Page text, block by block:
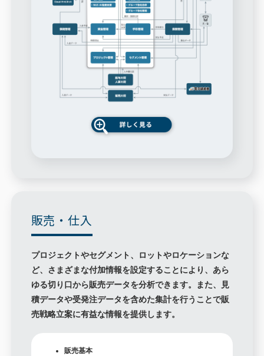
販売・仕入
プロジェクトやセグメント、ロットやロケーションな
ど、さまざまな付加情報を設定することにより、あら
ゆる切り口から販売データを分析できます。また、見
積データや受発注データを含めた集計を行うことで販
売戦略立案に有益な情報を提供します。
販売基本